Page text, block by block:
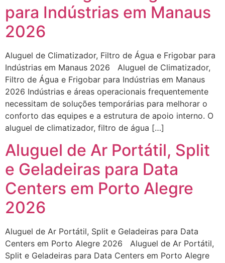
para Indústrias em Manaus
2026
Aluguel de Climatizador, Filtro de Água e Frigobar para
Indústrias em Manaus 2026 Aluguel de Climatizador,
Filtro de Água e Frigobar para Indústrias em Manaus
2026 Indústrias e áreas operacionais frequentemente
necessitam de soluções temporárias para melhorar o
conforto das equipes e a estrutura de apoio interno. O
aluguel de climatizador, filtro de água […]
Aluguel de Ar Portátil, Split
e Geladeiras para Data
Centers em Porto Alegre
2026
Aluguel de Ar Portátil, Split e Geladeiras para Data
Centers em Porto Alegre 2026 Aluguel de Ar Portátil,
Split e Geladeiras para Data Centers em Porto Alegre